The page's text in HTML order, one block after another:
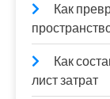
Как
Как
лист затрат